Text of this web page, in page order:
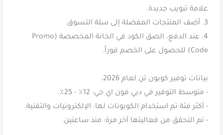
4. عند الدفع، الصق الكود في الخانة المخصصة (Promo